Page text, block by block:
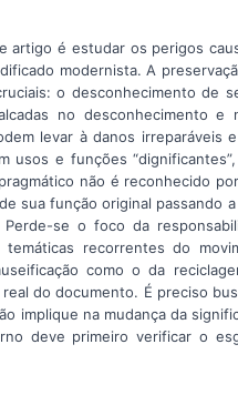
artigo é estudar os perigos
modernista. A
o desconhecimento de
no desconhecimento
levar à danos irreparáveis
usos e funções
não é reconhecido
sua função original
se o foco da
temáticas recorrentes do
como o da
do documento. É preciso
implique na mudança da
deve primeiro verificar o